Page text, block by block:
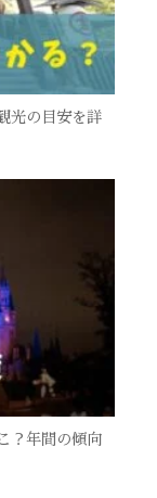
光の目安を詳
？年間の傾向